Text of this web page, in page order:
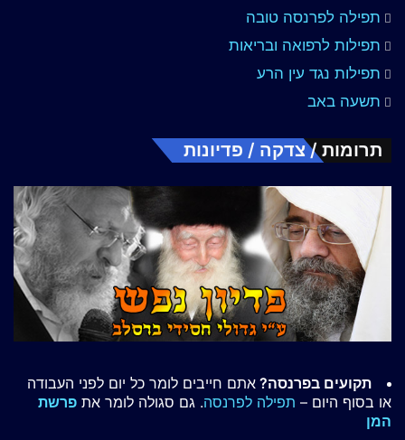
תפילה לפרנסה טובה
תפילות לרפואה ובריאות
תפילות נגד עין הרע
תשעה באב
תרומות / צדקה / פדיונות
תקועים בפרנסה? אתם חייבים לומר כל יום לפני העבודה
או בסוף היום – תפילה לפרנסה. גם סגולה לומר את פרשת
המן